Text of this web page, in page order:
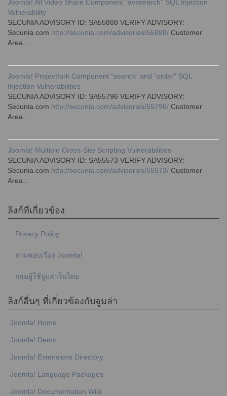
Joomla! All Video Share Component "avssearch" SQL Injection
Vulnerability
SECUNIA ADVISORY ID: SA55888 VERIFY ADVISORY:
Secunia.com http://secunia.com/advisories/55888/ Customer
Area...
Joomla! Projectfork Component "search" and "order" SQL
Injection Vulnerabilities
SECUNIA ADVISORY ID: SA55796 VERIFY ADVISORY:
Secunia.com http://secunia.com/advisories/55796/ Customer
Area...
Joomla! Multiple Cross-Site Scripting Vulnerabilities
SECUNIA ADVISORY ID: SA55573 VERIFY ADVISORY:
Secunia.com http://secunia.com/advisories/55573/ Customer
Area...
ลิงก์ที่เกี่ยวข้อง
Privacy Policy
ถามตอบเรื่อง Joomla!
กลุ่มผู้ใช้จูมล่าในไทย
ลิงก์อื่นๆ ที่เกี่ยวข้องกับจูมล่า
Joomla! Home
Joomla! Demo
Joomla! Extensions Directory
Joomla! Language Packages
Joomla! Documentation Wiki